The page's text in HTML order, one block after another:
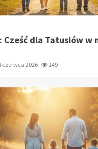
Cześć dla Tatusiów w
czerwca 2026 149